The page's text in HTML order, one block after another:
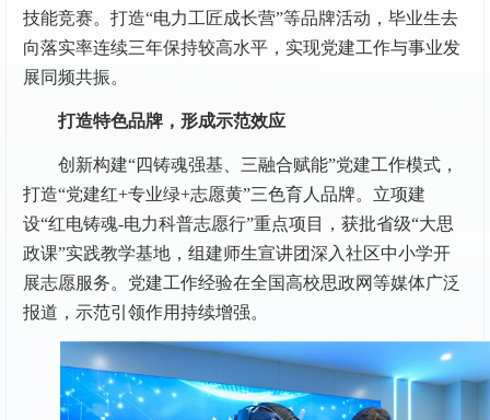
技能竞赛。打造“电力工匠成长营”等品牌活动，毕业生去
向落实率连续三年保持较高水平，实现党建工作与事业发
展同频共振。
打造特色品牌，形成示范效应
创新构建“四铸魂强基、三融合赋能”党建工作模式，
打造“党建红+专业绿+志愿黄”三色育人品牌。立项建
设“红电铸魂-电力科普志愿行”重点项目，获批省级“大思
政课”实践教学基地，组建师生宣讲团深入社区中小学开
展志愿服务。党建工作经验在全国高校思政网等媒体广泛
报道，示范引领作用持续增强。